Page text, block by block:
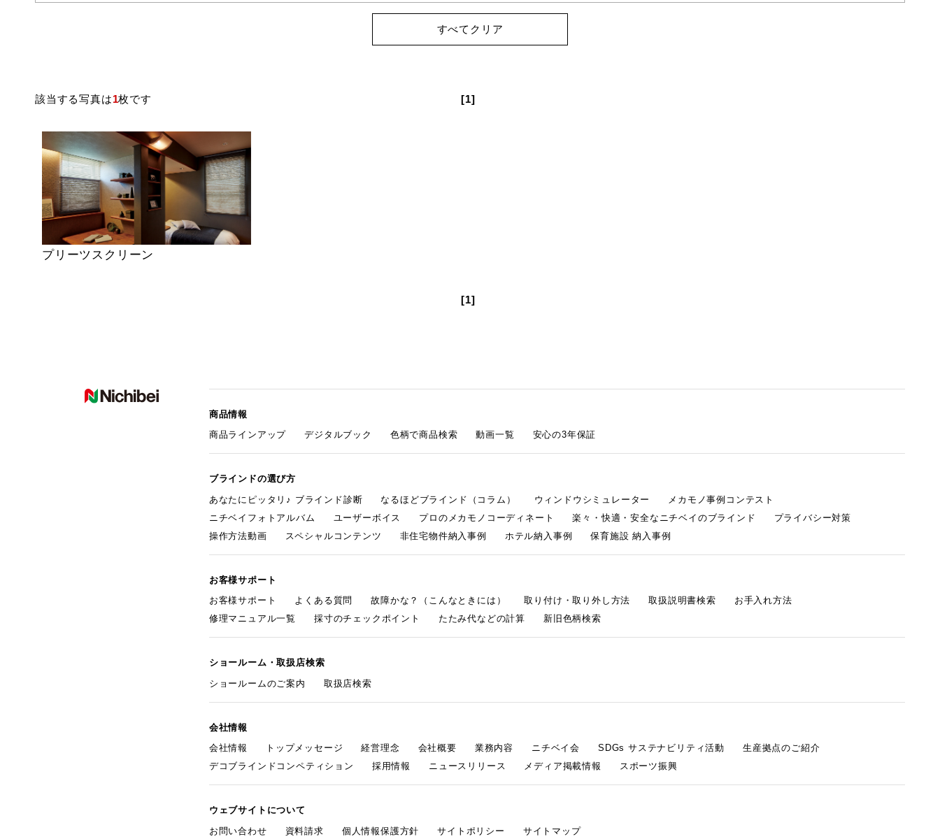
すべてクリア
該当する写真は1枚です [1]
プリーツスクリーン
[1]
商品情報
商品ラインアップ
デジタルブック 色柄で商品検索 動画一覧 安心の3年保証
ブラインドの選び方
あなたにピッタリ♪ ブラインド診断
なるほどブラインド（コラム） ウィンドウシミュレーター
メカモノ事例コンテスト
ニチベイフォトアルバム
ユーザーボイス プロのメカモノコーディネート 楽々・快適・安全なニチベイのブラインド
プライバシー対策
操作方法動画
スペシャルコンテンツ 非住宅物件納入事例 ホテル納入事例 保育施設 納入事例
お客様サポート
お客様サポート
よくある質問 故障かな？（こんなときには） 取り付け・取り外し方法 取扱説明書検索
お手入れ方法
修理マニュアル一覧
採寸のチェックポイント たたみ代などの計算 新旧色柄検索
ショールーム・取扱店検索
ショールームのご案内
取扱店検索
会社情報
会社情報
トップメッセージ 経営理念 会社概要 業務内容 ニチベイ会 SDGs サステナビリティ活動
生産拠点のご紹介
デコブラインドコンペティション
採用情報 ニュースリリース メディア掲載情報 スポーツ振興
ウェブサイトについて
お問い合わせ
資料請求 個人情報保護方針 サイトポリシー サイトマップ